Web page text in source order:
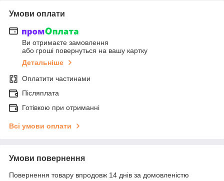
Умови оплати
Ви отримаєте замовлення
або гроші повернуться на вашу картку
Детальніше
Оплатити частинами
Післяплата
Готівкою при отриманні
Всі умови оплати
Умови повернення
Повернення товару впродовж 14 днів за домовленістю